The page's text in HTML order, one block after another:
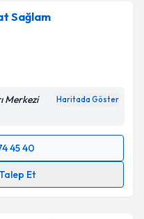
Sağlam
Merkezi Haritada Göster
45 40
Et